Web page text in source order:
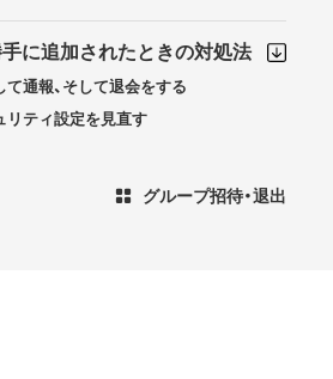
に追加されたときの対処法
て通報、そして退会をする
リティ設定を見直す
グループ招待・退出